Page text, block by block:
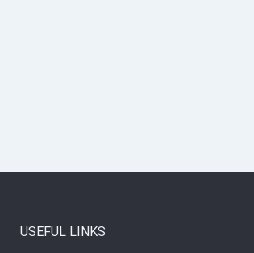
USEFUL LINKS